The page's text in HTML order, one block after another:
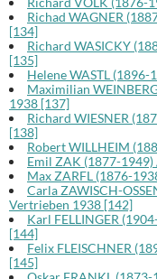
Richad WAGNER
[134]
Richard WASICKY
[135]
Helene WASTL
Maximilian
1938 [137]
Richard WIESNER
[138]
Robert WILLHEIM
Emil ZAK (1877-
Max ZARFL (1876-
Carla ZAWISCH-
Vertrieben 1938 [142]
Karl FELLINGER
[144]
Felix FLEISCHNER
[145]